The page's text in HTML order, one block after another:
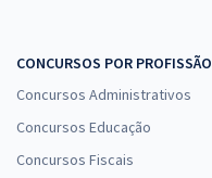
CONCURSOS POR PROFISSÃO
Concursos Administrativos
Concursos Educação
Concursos Fiscais